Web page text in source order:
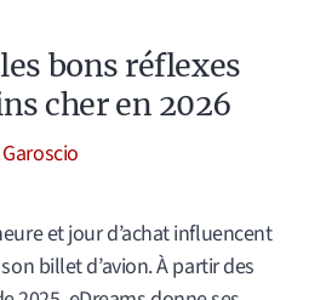
bons réflexes
cher en 2026
et jour d’achat influencent
billet d’avion. À partir des